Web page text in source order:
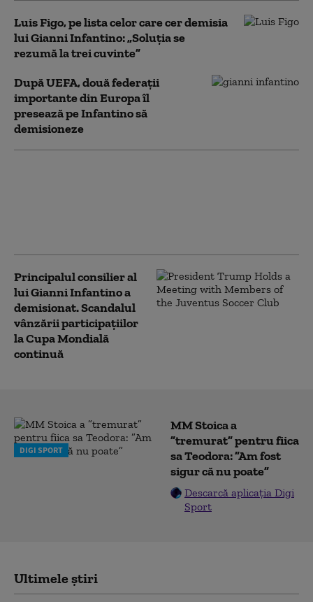
Luis Figo, pe lista celor care cer demisia
lui Gianni Infantino: „Soluţia se
rezumă la trei cuvinte”
După UEFA, două federaţii
importante din Europa îl
presează pe Infantino să
demisioneze
Principalul consilier al
lui Gianni Infantino a
demisionat. Scandalul
vânzării participațiilor
la Cupa Mondială
continuă
DIGI SPORT
MM Stoica a
”tremurat” pentru fiica
sa Teodora: ”Am fost
sigur că nu poate”
Descarcă aplicația Digi
Sport
Ultimele știri